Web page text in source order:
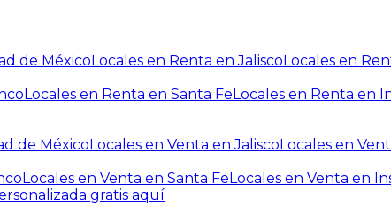
de MéxicoLocales en Renta en JaliscoLocales en
Locales en Renta en Santa FeLocales en Renta en
de MéxicoLocales en Venta en JaliscoLocales en
Locales en Venta en Santa FeLocales en Venta en
gratis aquí